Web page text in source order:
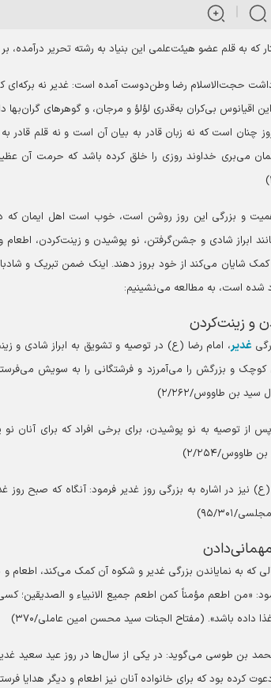
که به قلم عضو هیئت‌علمی این بنیاد به رشته تحریر
حجت‌الاسلام رضا وطن‌دوست آمده است: غدیر نه برکه‌ای
اقیانوس بی‌کران به‌قدری لؤلؤ و مرجان، و گوهر‌های
چنان است که نه زبان قادر به بیان آن است و نه قلم
می‌بری خداوند روزی را خلق کرده باشد که حرمت آن
و بزرگی این روز روشن است، خوب است اهل ایمان که دل
ابراز شادی و جشن‌گرفتن، نو پوشیدن و زینت‌کردن، اطعام
کمک شایان می‌کند از خود بروز دهند. اینک ضمن تبریک و
شده است، به مطالعه می‌نشینیم:
و زینت‌کردن
غدیر، امام رضا (ع) در توصیه و تشویق به ابراز شادی و
کوچک و بزرگش را می‌آمرزد و فرشتگانی را به سویش می‌فرستد
سید بن طاووس/۲/۲۶۲)
توصیه به نو پوشیدن، برای برخی افراد که برای آنان
طاووس/۲/۲۵۴)
نیز در اشاره به بزرگی روز غدیر فرمود: آنگاه که صبح روز
۹۵/۳۰۱)
که به نمایاندن بزرگی غدیر و شکوه آن کمک می‌کند،
«من اطعم مؤمناً کمن اطعم جمیع الانبیاء و الصدیقین؛
داده باشد». (مفتاح الجنات سید محسن امین عاملی/۳۷۰)
بن طوسی می‌گوید: در یکی از سال‌ها در روز عید سعید
کرده بود که برای خانواده آنان نیز اطعام و دیگر هدایا